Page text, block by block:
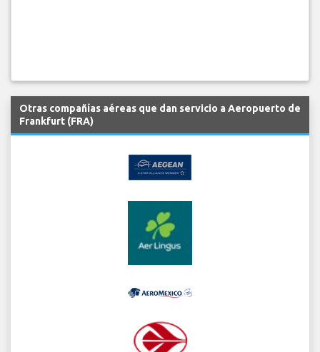
Otras compañías aéreas que dan servicio a Aeropuerto de
Frankfurt (FRA)